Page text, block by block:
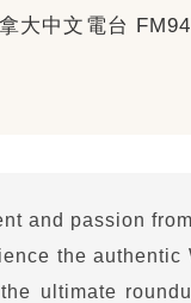
大中文電台
and passion
the authentic
ultimate